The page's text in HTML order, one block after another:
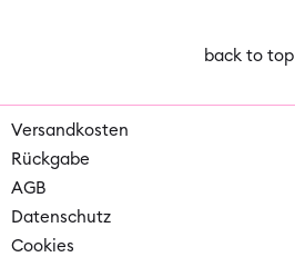
back to top
Versandkosten
Rückgabe
AGB
Datenschutz
Cookies